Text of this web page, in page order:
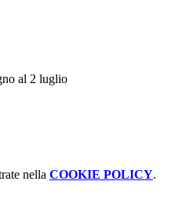
al 2 luglio
nella COOKIE POLICY.